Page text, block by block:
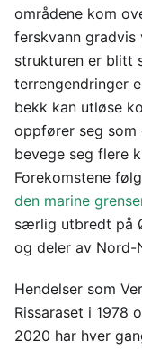
områdene kom
ferskvann
strukturen er blitt
terrengendringer
bekk kan utløse
oppfører seg
bevege seg flere
Forekomstene
den marine
særlig utbredt på
og deler av Nord-
Hendelser som
Rissaraset i 1978
2020 har hver